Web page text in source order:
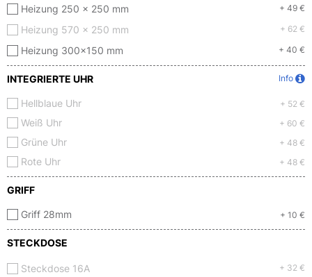
Heizung 250 x 250 mm + 49 €
Heizung 570 x 250 mm + 62 €
Heizung 300x150 mm + 40 €
INTEGRIERTE UHR Info
Hellblaue Uhr + 52 €
Weiß Uhr + 60 €
Grüne Uhr + 48 €
Rote Uhr + 48 €
GRIFF
Griff 28mm + 10 €
STECKDOSE
Steckdose 16A + 32 €